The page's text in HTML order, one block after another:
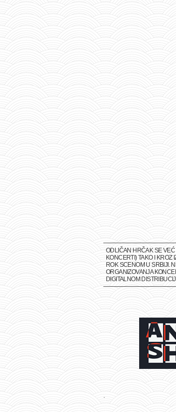
ODLIČAN HRČAK SE
KONCERTI) TAKO I KROZ
ROK SCENOM U SRBIJI.
ORGANIZOVANJA
DIGITALNOM